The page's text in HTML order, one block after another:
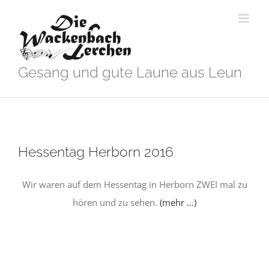
springen
Gesang und gute Laune aus Leun
Hessentag Herborn 2016
Wir waren auf dem Hessentag in Herborn ZWEI mal zu
hören und zu sehen. (mehr …)